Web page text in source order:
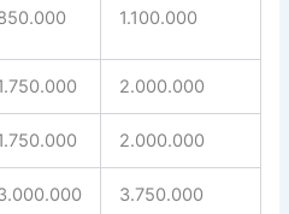
1.100.000
2.000.000
2.000.000
3.750.000